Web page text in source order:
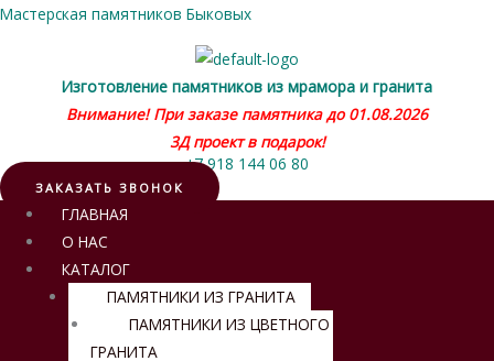
Мастерская памятников Быковых
Изготовление памятников из мрамора и гранита
Внимание! При заказе памятника до 01.08.2026
3Д проект в подарок!
+7 918 144 06 80
ЗАКАЗАТЬ ЗВОНОК
Меню
ГЛАВНАЯ
О НАС
КАТАЛОГ
ПАМЯТНИКИ ИЗ ГРАНИТА
ПАМЯТНИКИ ИЗ ЦВЕТНОГО
ГРАНИТА